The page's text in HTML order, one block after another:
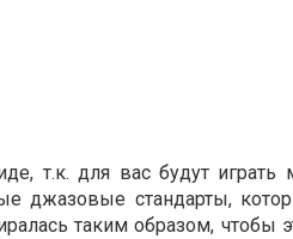
т.к. для вас будут
джазовые стандарты,
таким образом, чтобы